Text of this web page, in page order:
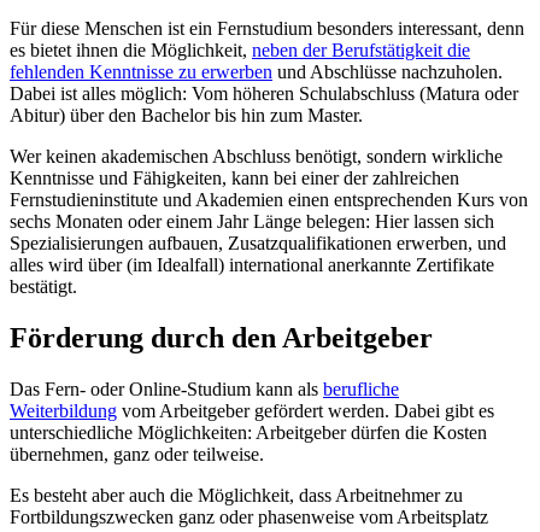
Für diese Menschen ist ein Fernstudium besonders interessant, denn
es bietet ihnen die Möglichkeit, neben der Berufstätigkeit die
fehlenden Kenntnisse zu erwerben und Abschlüsse nachzuholen.
Dabei ist alles möglich: Vom höheren Schulabschluss (Matura oder
Abitur) über den Bachelor bis hin zum Master.
Wer keinen akademischen Abschluss benötigt, sondern wirkliche
Kenntnisse und Fähigkeiten, kann bei einer der zahlreichen
Fernstudieninstitute und Akademien einen entsprechenden Kurs von
sechs Monaten oder einem Jahr Länge belegen: Hier lassen sich
Spezialisierungen aufbauen, Zusatzqualifikationen erwerben, und
alles wird über (im Idealfall) international anerkannte Zertifikate
bestätigt.
Förderung durch den Arbeitgeber
Das Fern- oder Online-Studium kann als berufliche
Weiterbildung vom Arbeitgeber gefördert werden. Dabei gibt es
unterschiedliche Möglichkeiten: Arbeitgeber dürfen die Kosten
übernehmen, ganz oder teilweise.
Es besteht aber auch die Möglichkeit, dass Arbeitnehmer zu
Fortbildungszwecken ganz oder phasenweise vom Arbeitsplatz